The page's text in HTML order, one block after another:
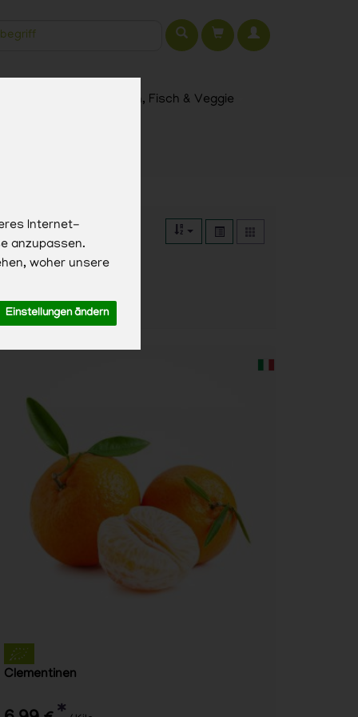
Internet-
anzupassen.
woher unsere
Einstellungen ändern
Fleisch, Fisch & Veggie
Clementinen
*